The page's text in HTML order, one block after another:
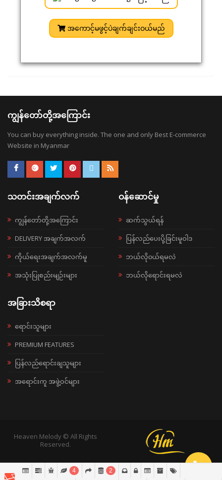
အကောင့်မဖွင့်ပဲချက်ချင်းဝယ်မည်
ကျွန်တော်တို့အကြောင်း
You can buy everything inside. The one and only Best E-commerce
Website in Myanmar
သတင်းအချက်လက်
ကျွန်တော်တို့အကြောင်း
DELIVERY အချက်အလက်
ကိုယ်ရေးအချက်အလက်မူ
အသုံးပြုစည်းမျဉ်းများ
ဝန်ဆောင်မှု
ဆက်သွယ်ရန်
ပြန်လည်ပေးပို့ခြင်းမူဝါဒ
ဘယ်လို၀ယ်ရမလဲ
ဘယ်လိုရောင်းရမလဲ
အခြားသိစရာ
ရောင်းသူများ
PREMIUM FEATURES
ပြန်လည်ရောင်းချသူများ
အရောင်းကူ အဖွဲ့ဝင်များ
Heaven Melody © All Rights
Reserved.
4 2